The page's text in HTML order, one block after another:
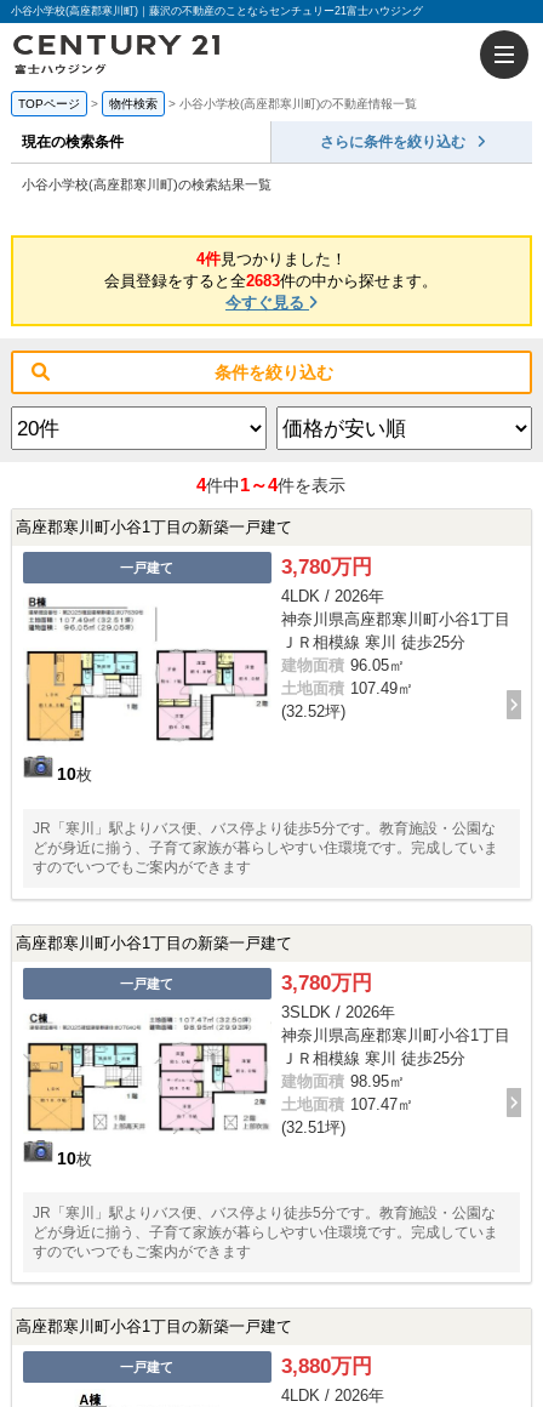
小谷小学校(高座郡寒川町)｜藤沢の不動産のことならセンチュリー21富士ハウジング
TOPページ 物件検索 小谷小学校(高座郡寒川町)の不動産情報一覧
現在の検索条件 さらに条件を絞り込む
小谷小学校(高座郡寒川町)の検索結果一覧
4件見つかりました！
会員登録をすると全2683件の中から探せます。
今すぐ見る
条件を絞り込む
4件中1～4件を表示
高座郡寒川町小谷1丁目の新築一戸建て
一戸建て
10枚
3,780万円
4LDK / 2026年
神奈川県高座郡寒川町小谷1丁目
ＪＲ相模線 寒川 徒歩25分
建物面積 96.05㎡
土地面積 107.49㎡
(32.52坪)
JR「寒川」駅よりバス便、バス停より徒歩5分です。教育施設・公園な
どが身近に揃う、子育て家族が暮らしやすい住環境です。完成していま
すのでいつでもご案内ができます
高座郡寒川町小谷1丁目の新築一戸建て
一戸建て
10枚
3,780万円
3SLDK / 2026年
神奈川県高座郡寒川町小谷1丁目
ＪＲ相模線 寒川 徒歩25分
建物面積 98.95㎡
土地面積 107.47㎡
(32.51坪)
JR「寒川」駅よりバス便、バス停より徒歩5分です。教育施設・公園な
どが身近に揃う、子育て家族が暮らしやすい住環境です。完成していま
すのでいつでもご案内ができます
高座郡寒川町小谷1丁目の新築一戸建て
一戸建て 3,880万円
4LDK / 2026年